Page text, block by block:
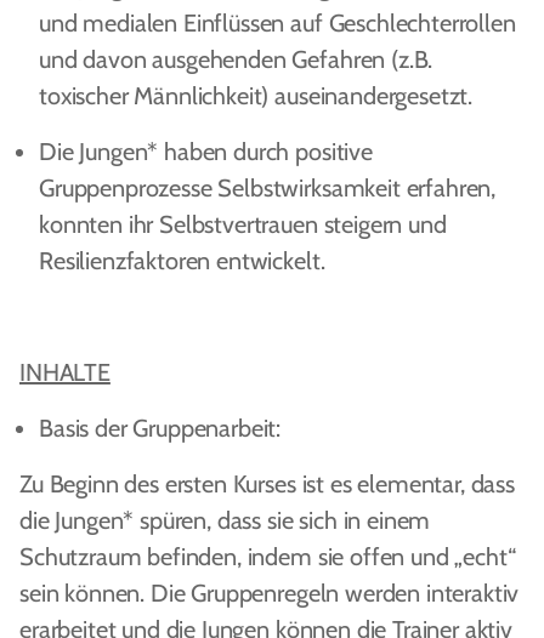
und medialen Einflüssen auf Geschlechterrollen
und davon ausgehenden Gefahren (z.B.
toxischer Männlichkeit) auseinandergesetzt.
Die Jungen* haben durch positive
Gruppenprozesse Selbstwirksamkeit erfahren,
konnten ihr Selbstvertrauen steigern und
Resilienzfaktoren entwickelt.
INHALTE
Basis der Gruppenarbeit:
Zu Beginn des ersten Kurses ist es elementar, dass
die Jungen* spüren, dass sie sich in einem
Schutzraum befinden, indem sie offen und „echt“
sein können. Die Gruppenregeln werden interaktiv
erarbeitet und die Jungen können die Trainer aktiv